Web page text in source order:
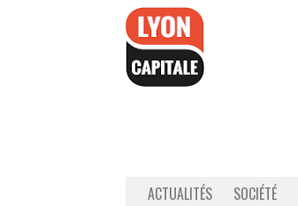
ACTUALITÉS SOCIÉTÉ